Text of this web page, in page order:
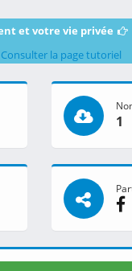
et votre vie privée
Consulter la page tutoriel
1